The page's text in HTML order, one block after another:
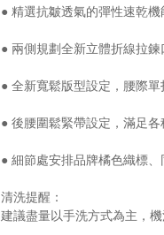
● 精選抗皺透氣的彈性速乾
● 兩側規劃全新立體折線拉
● 全新寬鬆版型設定，腰際單
● 後腰圍鬆緊帶設定，滿足各
● 細節處安排品牌橘色織標、
清洗提醒：
建議盡量以手洗方式為主，